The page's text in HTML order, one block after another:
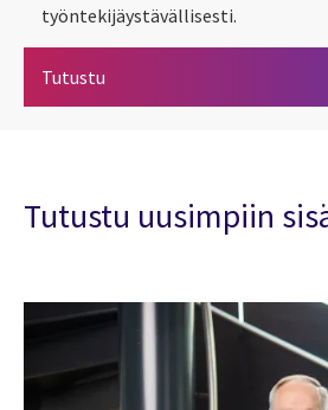
työntekijäystävällisesti.
Tutustu OMNI360 – Asiakas- ja
Tutustu uusimpiin